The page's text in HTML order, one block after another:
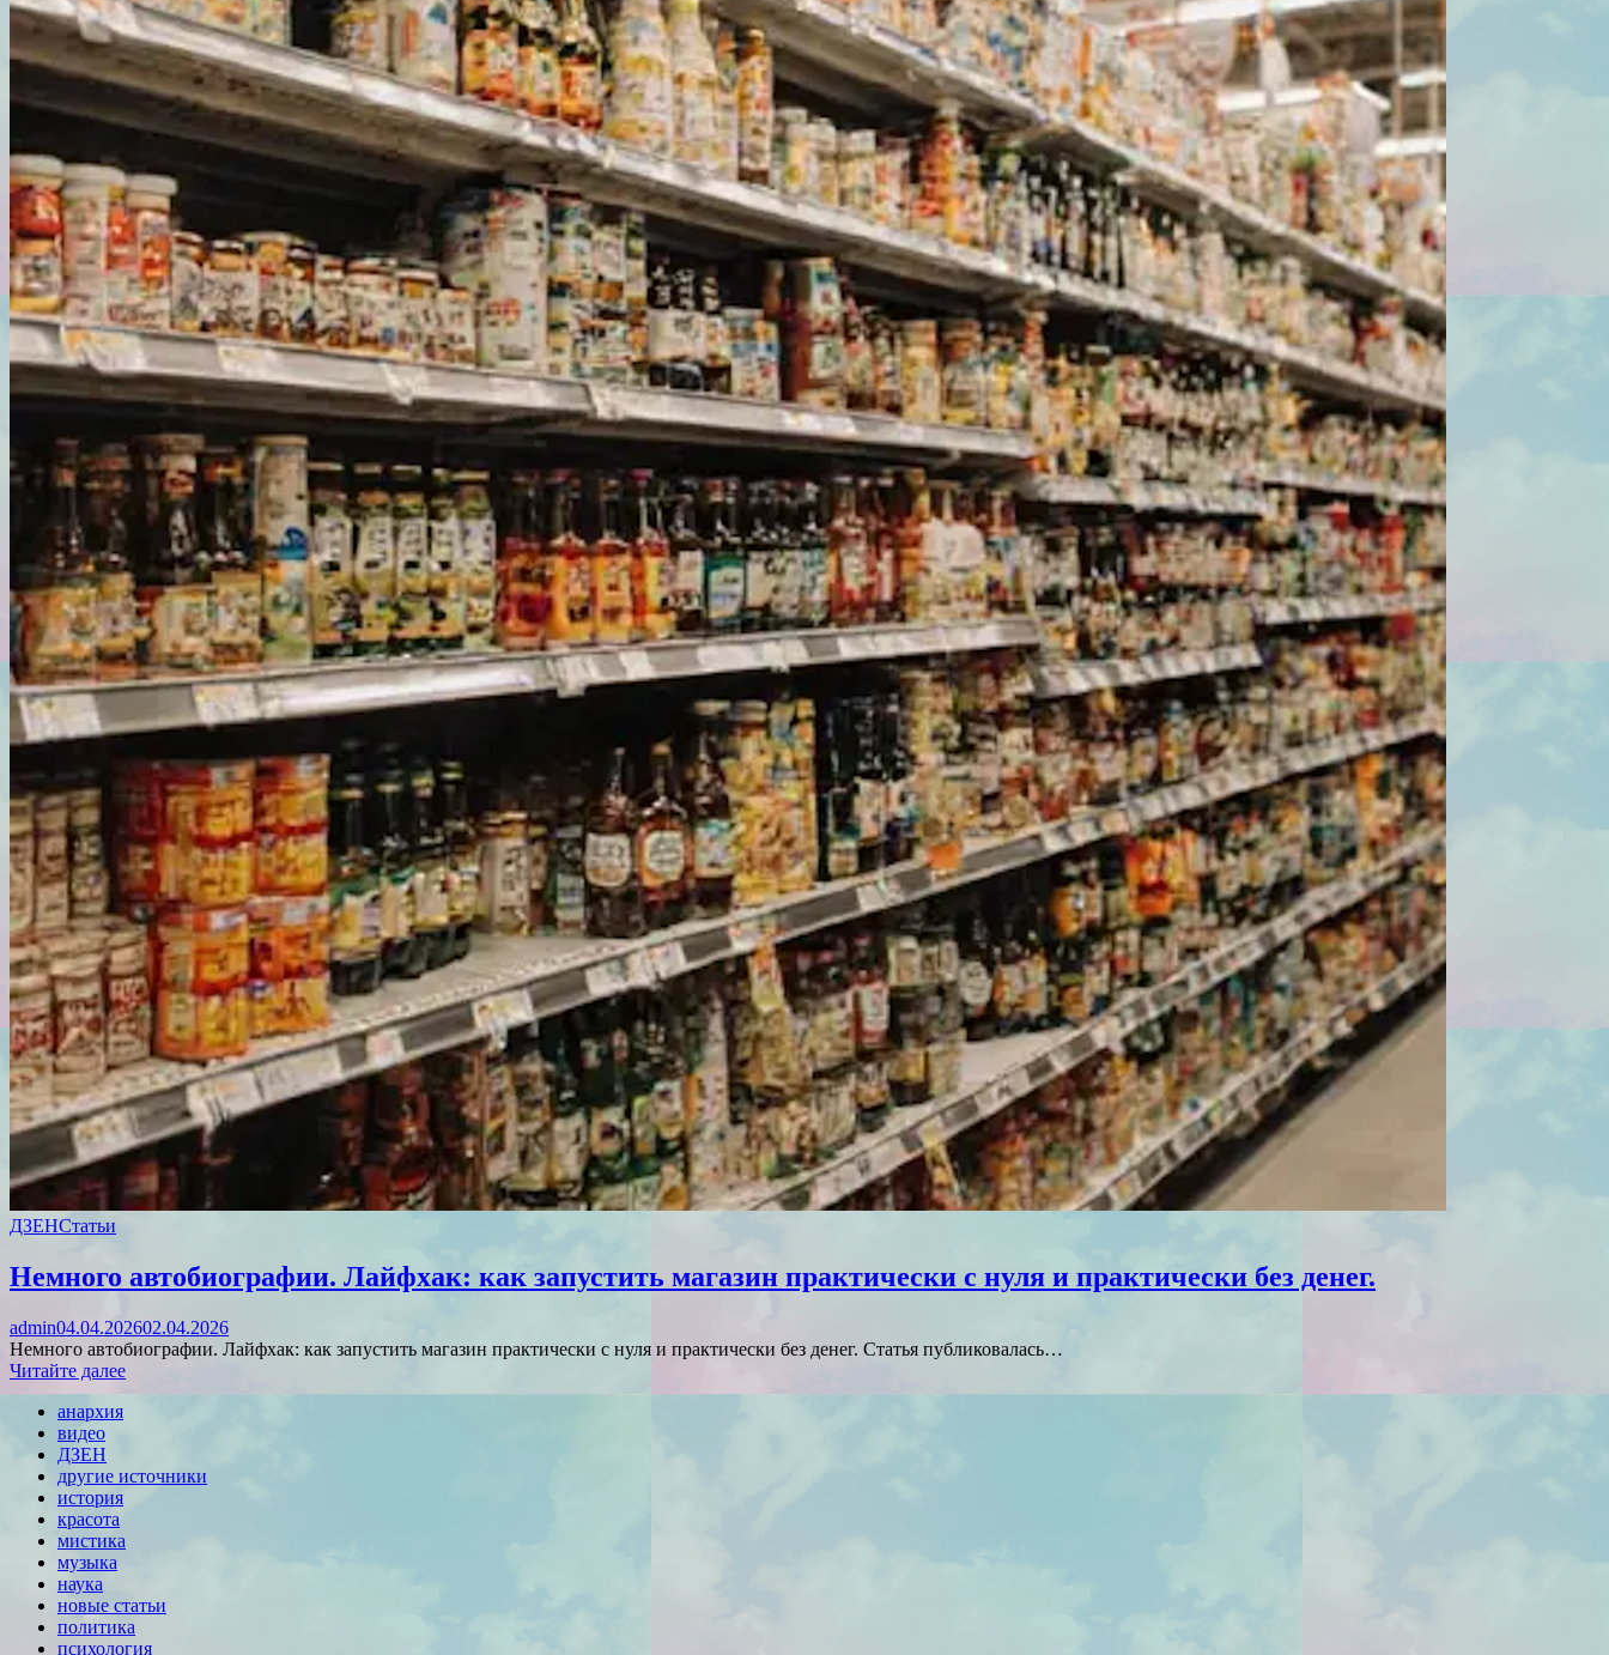
ДЗЕНСтатьи
Немного автобиографии. Лайфхак: как запустить магазин практически с нуля и практически без денег.
admin04.04.202602.04.2026
Немного автобиографии. Лайфхак: как запустить магазин практически с нуля и практически без денег. Статья публиковалась…
Читайте далее
анархия
видео
ДЗЕН
другие источники
история
красота
мистика
музыка
наука
новые статьи
политика
психология